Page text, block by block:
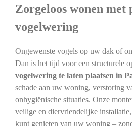
Zorgeloos wonen met
vogelwering
Ongewenste vogels op uw dak of
Dan is het tijd voor een structurele
vogelwering te laten plaatsen in
schade aan uw woning, verstoring
onhygiënische situaties. Onze
veilige en diervriendelijke
kunt genieten van uw woning –